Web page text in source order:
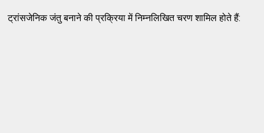
ट्रांसजेनिक जंतु बनाने की प्रक्रिया में निम्नलिखित चरण शामिल होते हैं: